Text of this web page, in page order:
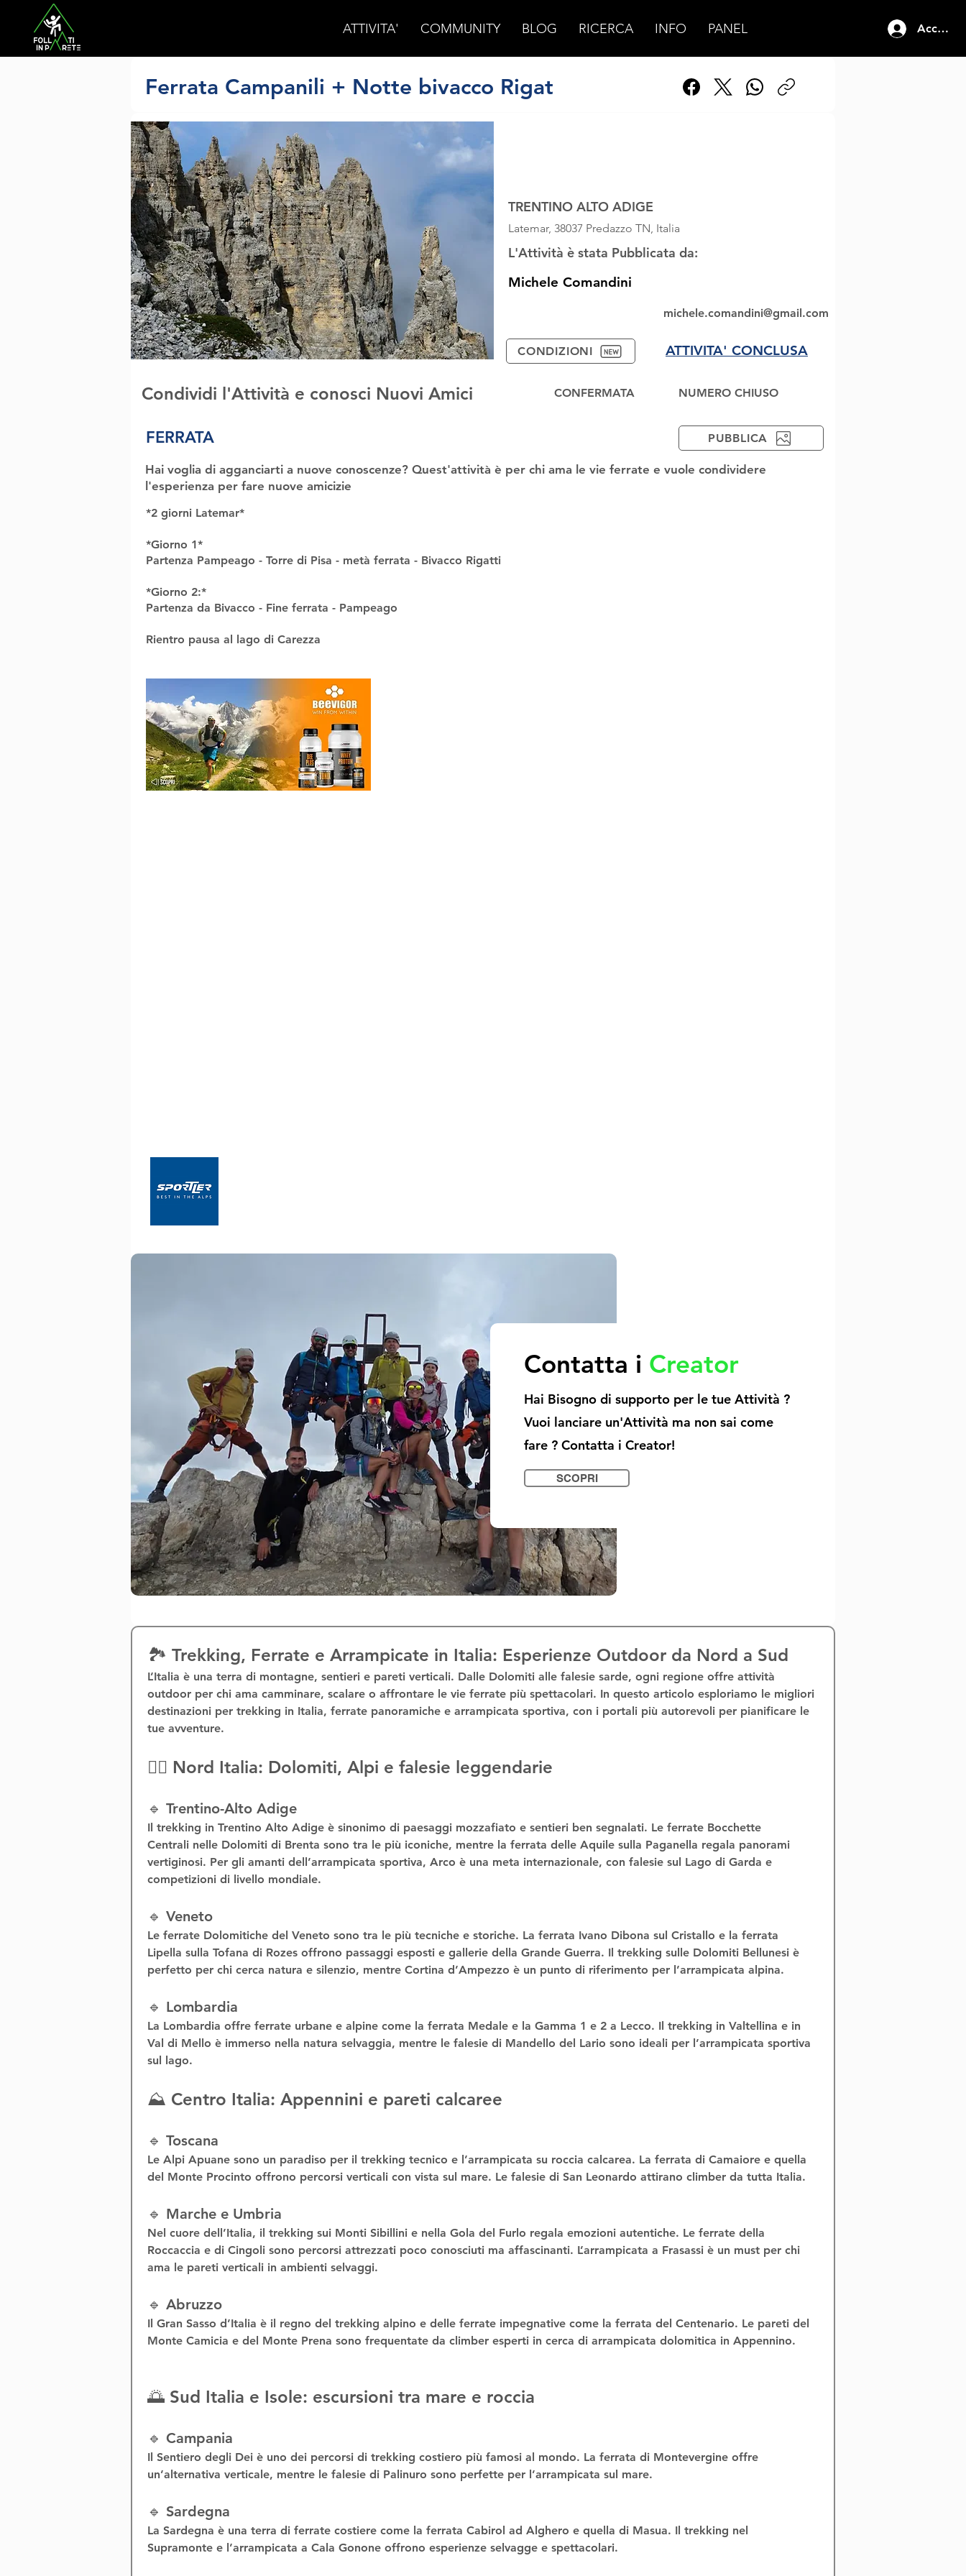
ATTIVITA' COMMUNITY BLOG RICERCA INFO PANEL Accedi
Ferrata Campanili + Notte bivacco Rigat
Condividi l'Attività e conosci Nuovi Amici
TRENTINO ALTO ADIGE
Latemar, 38037 Predazzo TN, Italia
L'Attività è stata Pubblicata da:
Michele Comandini
michele.comandini@gmail.com
CONDIZIONI ATTIVITA' CONCLUSA
CONFERMATA NUMERO CHIUSO
FERRATA PUBBLICA
Hai voglia di agganciarti a nuove conoscenze? Quest'attività è per chi ama le vie ferrate e vuole condividere
l'esperienza per fare nuove amicizie
*2 giorni Latemar*
*Giorno 1*
Partenza Pampeago - Torre di Pisa - metà ferrata - Bivacco Rigatti
*Giorno 2:*
Partenza da Bivacco - Fine ferrata - Pampeago
Rientro pausa al lago di Carezza
Contatta i Creator
Hai Bisogno di supporto per le tue Attività ?
Vuoi lanciare un'Attività ma non sai come
fare ? Contatta i Creator!
SCOPRI
🏞️ Trekking, Ferrate e Arrampicate in Italia: Esperienze Outdoor da Nord a Sud
L’Italia è una terra di montagne, sentieri e pareti verticali. Dalle Dolomiti alle falesie sarde, ogni regione offre attività
outdoor per chi ama camminare, scalare o affrontare le vie ferrate più spettacolari. In questo articolo esploriamo le migliori
destinazioni per trekking in Italia, ferrate panoramiche e arrampicata sportiva, con i portali più autorevoli per pianificare le
tue avventure.
🧗‍♂️ Nord Italia: Dolomiti, Alpi e falesie leggendarie
🔹 Trentino-Alto Adige
Il trekking in Trentino Alto Adige è sinonimo di paesaggi mozzafiato e sentieri ben segnalati. Le ferrate Bocchette
Centrali nelle Dolomiti di Brenta sono tra le più iconiche, mentre la ferrata delle Aquile sulla Paganella regala panorami
vertiginosi. Per gli amanti dell’arrampicata sportiva, Arco è una meta internazionale, con falesie sul Lago di Garda e
competizioni di livello mondiale.
🔹 Veneto
Le ferrate Dolomitiche del Veneto sono tra le più tecniche e storiche. La ferrata Ivano Dibona sul Cristallo e la ferrata
Lipella sulla Tofana di Rozes offrono passaggi esposti e gallerie della Grande Guerra. Il trekking sulle Dolomiti Bellunesi è
perfetto per chi cerca natura e silenzio, mentre Cortina d’Ampezzo è un punto di riferimento per l’arrampicata alpina.
🔹 Lombardia
La Lombardia offre ferrate urbane e alpine come la ferrata Medale e la Gamma 1 e 2 a Lecco. Il trekking in Valtellina e in
Val di Mello è immerso nella natura selvaggia, mentre le falesie di Mandello del Lario sono ideali per l’arrampicata sportiva
sul lago.
⛰️ Centro Italia: Appennini e pareti calcaree
🔹 Toscana
Le Alpi Apuane sono un paradiso per il trekking tecnico e l’arrampicata su roccia calcarea. La ferrata di Camaiore e quella
del Monte Procinto offrono percorsi verticali con vista sul mare. Le falesie di San Leonardo attirano climber da tutta Italia.
🔹 Marche e Umbria
Nel cuore dell’Italia, il trekking sui Monti Sibillini e nella Gola del Furlo regala emozioni autentiche. Le ferrate della
Roccaccia e di Cingoli sono percorsi attrezzati poco conosciuti ma affascinanti. L’arrampicata a Frasassi è un must per chi
ama le pareti verticali in ambienti selvaggi.
🔹 Abruzzo
Il Gran Sasso d’Italia è il regno del trekking alpino e delle ferrate impegnative come la ferrata del Centenario. Le pareti del
Monte Camicia e del Monte Prena sono frequentate da climber esperti in cerca di arrampicata dolomitica in Appennino.
🌅 Sud Italia e Isole: escursioni tra mare e roccia
🔹 Campania
Il Sentiero degli Dei è uno dei percorsi di trekking costiero più famosi al mondo. La ferrata di Montevergine offre
un’alternativa verticale, mentre le falesie di Palinuro sono perfette per l’arrampicata sul mare.
🔹 Sardegna
La Sardegna è una terra di ferrate costiere come la ferrata Cabirol ad Alghero e quella di Masua. Il trekking nel
Supramonte e l’arrampicata a Cala Gonone offrono esperienze selvagge e spettacolari.